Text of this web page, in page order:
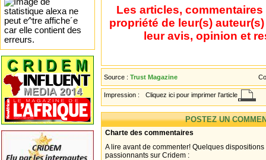
Les articles,
propriété de leur(s)
leur avis, opinion et
Source : Trust Magazine
Impression : Cliquez ici pour imprimer l'article
POSTEZ UN
Charte des commentaires
A lire avant de commenter! Quelques
passionnants sur Cridem :